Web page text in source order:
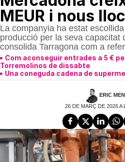
MEUR i nous
La companyia ha estat
producció per la seva capacitat
consolida Tarragona com a
Com aconseguir entrades a 5 €
Torremolinos de dissabte
Una coneguda cadena de
ERIC
26 DE MARÇ DE 2026 A